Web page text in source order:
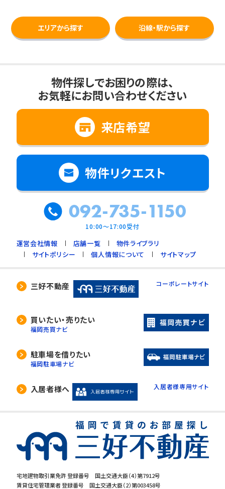
エリアから探す 沿線・駅から探す
宅地建物取引業免許 登録番号 国土交通大臣（4）第7912号
賃貸住宅管理業者 登録番号 国土交通大臣（2）第003458号
物件探しでお困りの際は、
お気軽にお問い合わせください
来店希望
物件リクエスト
092-735-1150
10:00～17:00受付
運営会社情報 店舗一覧
物件ライブラリ
サイトポリシー
個人情報について サイトマップ
三好不動産 コーポレートサイト
買いたい・売りたい
福岡売買ナビ
駐車場を借りたい
福岡駐車場ナビ
入居者様へ 入居者様専用サイト